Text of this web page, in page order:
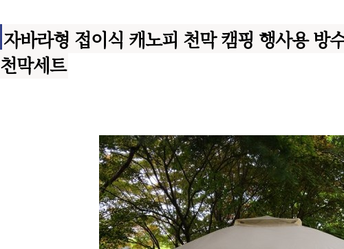
자바라형 접이식 캐노피 천막 캠핑 행사용 방
천막세트